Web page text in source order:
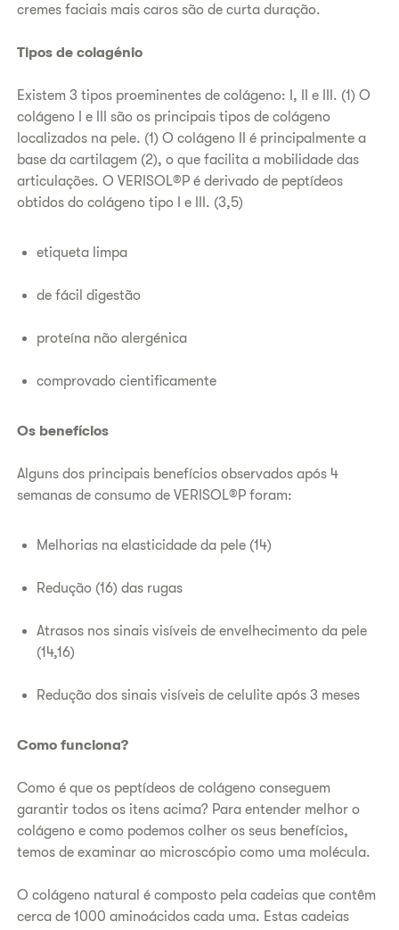
cremes faciais mais caros são de curta duração.
Tipos de colagénio
Existem 3 tipos proeminentes de colágeno: I, II e III. (1) O
colágeno I e III são os principais tipos de colágeno
localizados na pele. (1) O colágeno II é principalmente a
base da cartilagem (2), o que facilita a mobilidade das
articulações. O VERISOL®P é derivado de peptídeos
obtidos do colágeno tipo I e III. (3,5)
etiqueta limpa
de fácil digestão
proteína não alergénica
comprovado cientificamente
Os benefícios
Alguns dos principais benefícios observados após 4
semanas de consumo de VERISOL®P foram:
Melhorias na elasticidade da pele (14)
Redução (16) das rugas
Atrasos nos sinais visíveis de envelhecimento da pele
(14,16)
Redução dos sinais visíveis de celulite após 3 meses
Como funciona?
Como é que os peptídeos de colágeno conseguem
garantir todos os itens acima? Para entender melhor o
colágeno e como podemos colher os seus benefícios,
temos de examinar ao microscópio como uma molécula.
O colágeno natural é composto pela cadeias que contêm
cerca de 1000 aminoácidos cada uma. Estas cadeias